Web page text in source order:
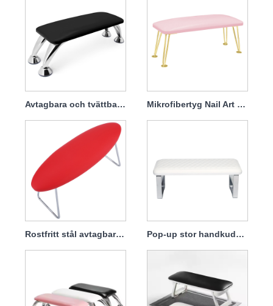
Avtagbara och tvättbara handkuddar i mikrofiber för manikyr Mikrofibertyg Nail Art Stor handkudde
Rostfritt stål avtagbar nagelskinn handkudde Pop-up stor handkudde kudde avtagbar och tvättbar